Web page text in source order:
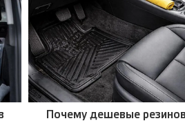
Почему дешевые